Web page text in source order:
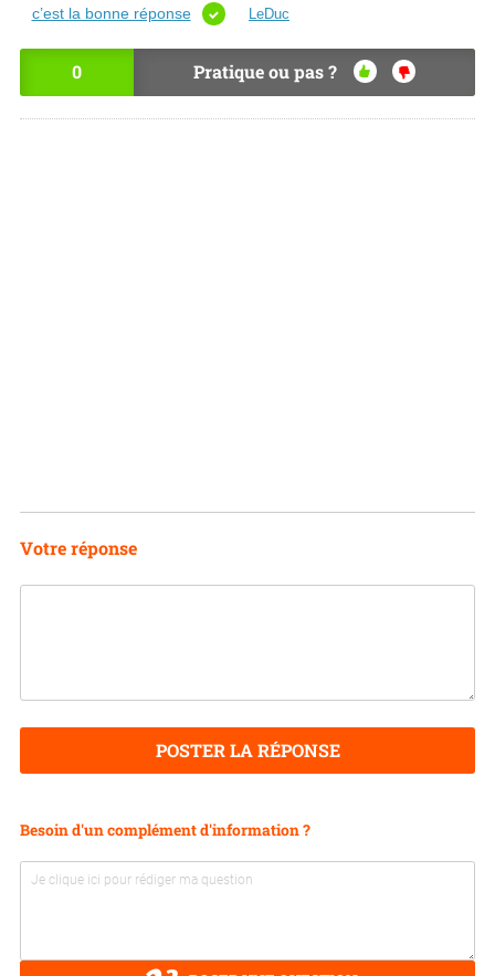
c’est la bonne réponse
LeDuc
0 Pratique ou pas ?
OU
I
NO
Votre réponse
POSTER LA RÉPONSE
Besoin d'un complément d'information ?